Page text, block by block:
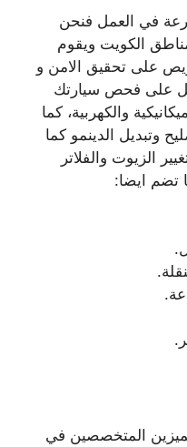
في العمل فنحن
الكويت ويقوم
على تحقيق الامن و
على فحص سيارتك
والكهربية، كما
وتبديل الدينمو كما
الزيوت والفلاتر
تضم ايضا:
المتخصصين في